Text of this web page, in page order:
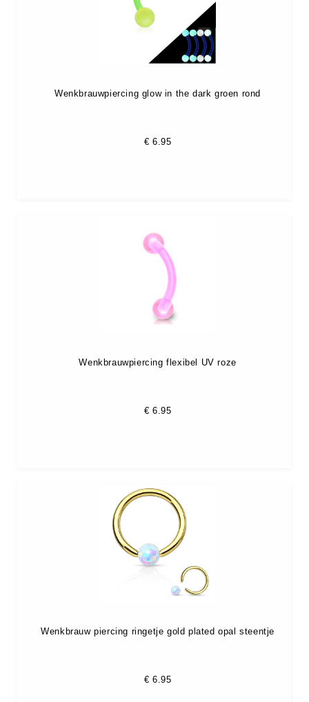
Wenkbrauwpiercing glow in the dark groen rond
€ 6.95
Wenkbrauwpiercing flexibel UV roze
€ 6.95
Wenkbrauw piercing ringetje gold plated opal steentje
€ 6.95